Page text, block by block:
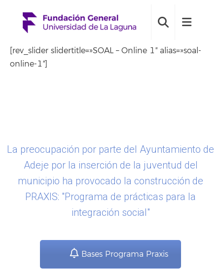
[rev_slider slidertitle=»SOAL – Online 1″ alias=»soal-
online-1″]
La preocupación por parte del Ayuntamiento de
Adeje por la inserción de la juventud del
municipio ha provocado la construcción de
PRAXIS: "Programa de prácticas para la
integración social"
Bases Programa Praxis